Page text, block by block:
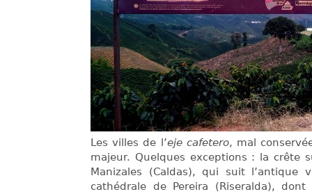
Les villes de l’eje cafetero, mal
majeur. Quelques exceptions : la crête
Manizales (Caldas), qui suit l’antique
cathédrale de Pereira (Riseralda),